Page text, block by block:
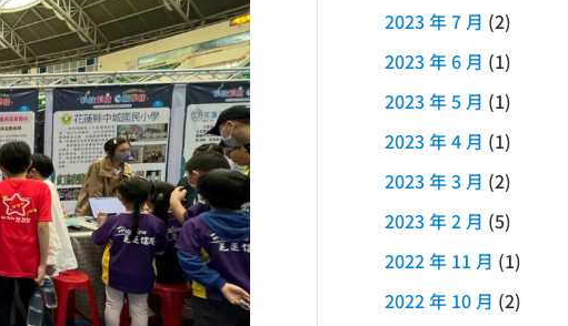
2023 年 7 月 (2)
2023 年 6 月 (1)
2023 年 5 月 (1)
2023 年 4 月 (1)
2023 年 3 月 (2)
2023 年 2 月 (5)
2022 年 11 月 (1)
2022 年 10 月 (2)